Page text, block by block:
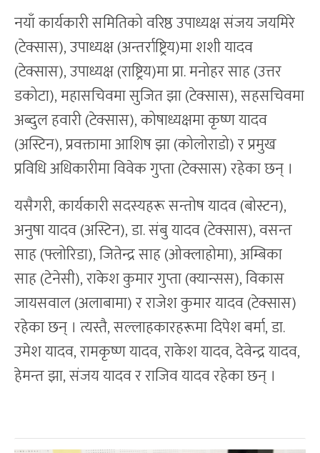
नयाँ कार्यकारी समितिको वरिष्ठ उपाध्यक्ष संजय जयमिरे
(टेक्सास), उपाध्यक्ष (अन्तर्राष्ट्रिय)मा शशी यादव
(टेक्सास), उपाध्यक्ष (राष्ट्रिय)मा प्रा. मनोहर साह (उत्तर
डकोटा), महासचिवमा सुजित झा (टेक्सास), सहसचिवमा
अब्दुल हवारी (टेक्सास), कोषाध्यक्षमा कृष्ण यादव
(अस्टिन), प्रवक्तामा आशिष झा (कोलोराडो) र प्रमुख
प्रविधि अधिकारीमा विवेक गुप्ता (टेक्सास) रहेका छन् ।
यसैगरी, कार्यकारी सदस्यहरू सन्तोष यादव (बोस्टन),
अनुषा यादव (अस्टिन), डा. संबु यादव (टेक्सास), वसन्त
साह (फ्लोरिडा), जितेन्द्र साह (ओक्लाहोमा), अम्बिका
साह (टेनेसी), राकेश कुमार गुप्ता (क्यान्सस), विकास
जायसवाल (अलाबामा) र राजेश कुमार यादव (टेक्सास)
रहेका छन् । त्यस्तै, सल्लाहकारहरूमा दिपेश बर्मा, डा.
उमेश यादव, रामकृष्ण यादव, राकेश यादव, देवेन्द्र यादव,
हेमन्त झा, संजय यादव र राजिव यादव रहेका छन् ।